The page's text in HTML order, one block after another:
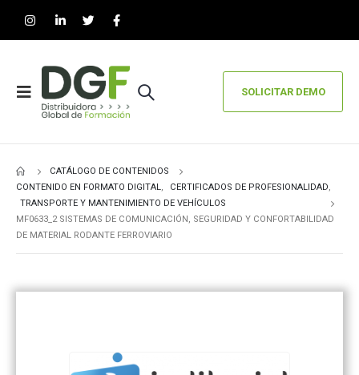
SOLICITAR DEMO
CATÁLOGO DE CONTENIDOS
CONTENIDO EN FORMATO DIGITAL, CERTIFICADOS DE PROFESIONALIDAD,
TRANSPORTE Y MANTENIMIENTO DE VEHÍCULOS
MF0633_2 SISTEMAS DE COMUNICACIÓN, SEGURIDAD Y CONFORTABILIDAD
DE MATERIAL RODANTE FERROVIARIO